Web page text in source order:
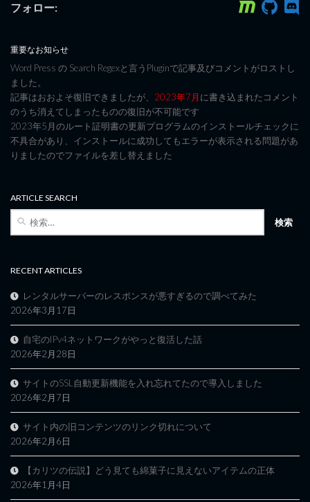
フォロー:
重要なお知らせ
Word Press の Search Regexと言うPluginで記事及びコメントがロストし
ました。
記事はおおよそ復旧できましたが、 2023年7月に書き込まれたコメント
のうち消えてしまったものの復旧が不可能です
2023年5月のルート証明書の更新プログラムのインストールチェックに
不具合があり、インストールに成功してもエラーが表示される問題があ
りましたのでファイルを差し替えました
ARTICLE SEARCH
検
RECENT ARTICLES
レンタルサーバーのレスポンスが悪すぎるので調べてみた
2026年3月17日
自宅のIPv4ネットワークがやっと復活した話
2026年2月28日
サイトのSSL自動更新機能を入れ忘れてたので導入しました
2026年2月7日
サイト内の旧コンテンツのリンク切れについて
2026年2月6日
【カリツの伝説】どう見ても綿菓子に見えないアイテムの正体
2026年1月4日